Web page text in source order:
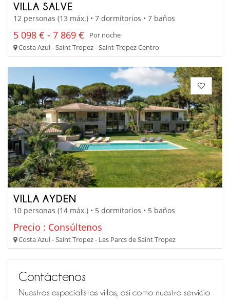
VILLA SALVE
12 personas (13 máx.) • 7 dormitorios • 7 baños
5 098 € - 7 869 €
Por noche
Costa Azul - Saint Tropez - Saint-Tropez Centro
VILLA AYDEN
10 personas (14 máx.) • 5 dormitorios • 5 baños
Precio : Consúltenos
Costa Azul - Saint Tropez - Les Parcs de Saint Tropez
Contáctenos
Nuestros especialistas villas, así como nuestro servicio